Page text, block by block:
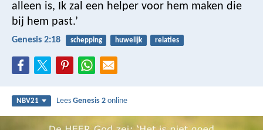
alleen is, Ik zal een helper voor hem maken die
bij hem past.’
Genesis 2:18 schepping huwelijk relaties
NBV21 LeesGenesis 2 online